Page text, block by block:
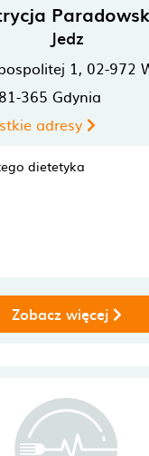
Jedz
1, 02-972
81-365 Gdynia
adresy
dietetyka
Zobacz więcej